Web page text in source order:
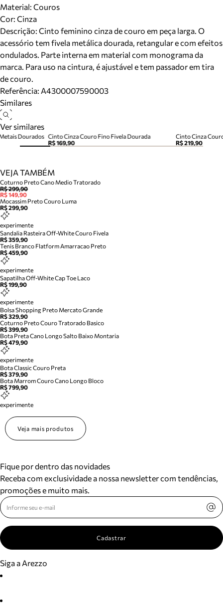
Material: Couros
Cor: Cinza
Descrição: Cinto feminino cinza de couro em peça larga. O
acessório tem fivela metálica dourada, retangular e com efeitos
ondulados. Parte interna em material com monograma da
marca. Para uso na cintura, é ajustável e tem passador em tira
de couro.
Referência: A4300007590003
Similares
Ver similares
Cinto Cinza Couro Fino Fivela Dourada
R$ 169,90
Cinto Cinza
R$ 219,90
Dourados
VEJA TAMBÉM
Coturno Preto Cano Medio Tratorado
R$ 299,90
R$ 149,90
Mocassim Preto Couro Luma
R$ 299,90
experimente
Sandalia Rasteira Off-White Couro Fivela
R$ 359,90
Tenis Branco Flatform Amarracao Preto
R$ 459,90
experimente
Sapatilha Off-White Cap Toe Laco
R$ 199,90
experimente
Bolsa Shopping Preto Mercato Grande
R$ 329,90
Coturno Preto Couro Tratorado Basico
R$ 399,90
Bota Preta Cano Longo Salto Baixo Montaria
R$ 479,90
experimente
Bota Classic Couro Preta
R$ 379,90
Bota Marrom Couro Cano Longo Bloco
R$ 799,90
experimente
Veja mais produtos
Fique por dentro das novidades
Receba com exclusividade a nossa newsletter com tendências,
promoções e muito mais.
Cadastrar
Siga a Arezzo